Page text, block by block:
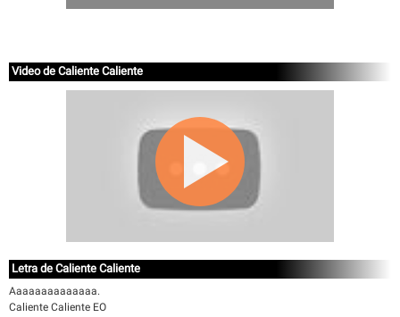
Video de Caliente Caliente
Letra de Caliente Caliente
Aaaaaaaaaaaaaa.
Caliente Caliente EO